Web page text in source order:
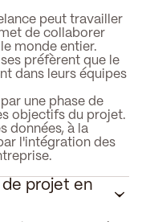
peut travailler
de collaborer
monde entier.
préfèrent que le
dans leurs équipes
une phase de
objectifs du projet.
données, à la
l'intégration des
projet en